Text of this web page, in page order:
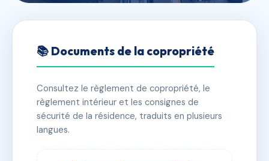
RESIDENCE FOCH 1
✓ Immatriculée 🏠 28 lots 🏗 1 bâtiment(s)
📞 Contacter Syndic Digital
📚 Documents de la copropriété
Consultez le règlement de copropriété, le
règlement intérieur et les consignes de
sécurité de la résidence, traduits en plusieurs
langues.